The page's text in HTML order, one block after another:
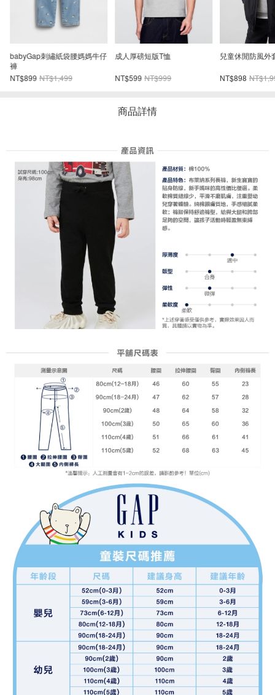
babyGap刺繡紙袋腰媽媽牛仔
褲
NT$899 NT$1,499
成人厚磅短版T恤
NT$599 NT$999
兒童休閒防風外
NT$898
商品詳情